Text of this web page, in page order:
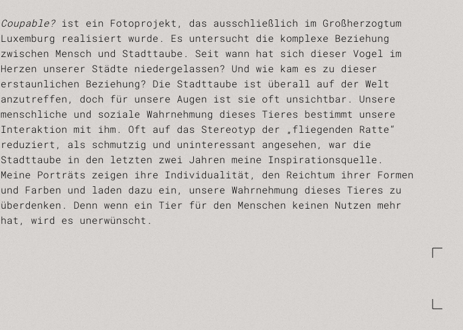
Coupable? ist ein Fotoprojekt, das ausschließlich im Großherzogtum
Luxemburg realisiert wurde. Es untersucht die komplexe Beziehung
zwischen Mensch und Stadttaube. Seit wann hat sich dieser Vogel im
Herzen unserer Städte niedergelassen? Und wie kam es zu dieser
erstaunlichen Beziehung? Die Stadttaube ist überall auf der Welt
anzutreffen, doch für unsere Augen ist sie oft unsichtbar. Unsere
menschliche und soziale Wahrnehmung dieses Tieres bestimmt unsere
Interaktion mit ihm. Oft auf das Stereotyp der „fliegenden Ratte“
reduziert, als schmutzig und uninteressant angesehen, war die
Stadttaube in den letzten zwei Jahren meine Inspirationsquelle.
Meine Porträts zeigen ihre Individualität, den Reichtum ihrer Formen
und Farben und laden dazu ein, unsere Wahrnehmung dieses Tieres zu
überdenken. Denn wenn ein Tier für den Menschen keinen Nutzen mehr
hat, wird es unerwünscht.